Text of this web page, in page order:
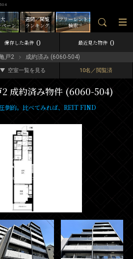
フリーレント
検索
週間／閲覧
ランキング
ペーン
保存した条件 0 最近見た物件 0
戸2 成約済み (6060-504)
空室一覧を見る 10名／閲覧済
2 成約済み物件 (6060-504)
倒的。比べてみれば、REIT FIND